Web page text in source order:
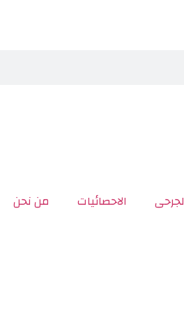
الاحصائيات من نحن